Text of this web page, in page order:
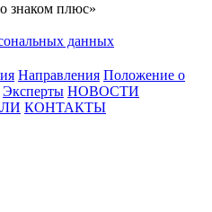
знаком плюс»
данных
Направления Положение о
Эксперты НОВОСТИ
КОНТАКТЫ